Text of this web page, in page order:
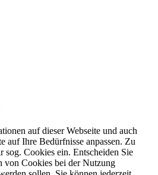
auf dieser Webseite und auch
auf Ihre Bedürfnisse anpassen. Zu
sog. Cookies ein. Entscheiden Sie
von Cookies bei der Nutzung